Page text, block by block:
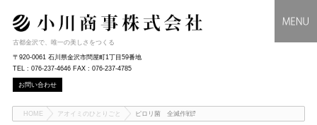
古都金沢で、唯一の美しさをつくる
〒920-0061 石川県金沢市問屋町1丁目59番地
TEL : 076-237-4646 FAX : 076-237-4785
お問い合わせ
HOME アオイミのひとりごと ピロリ菌 全滅作戦⁉